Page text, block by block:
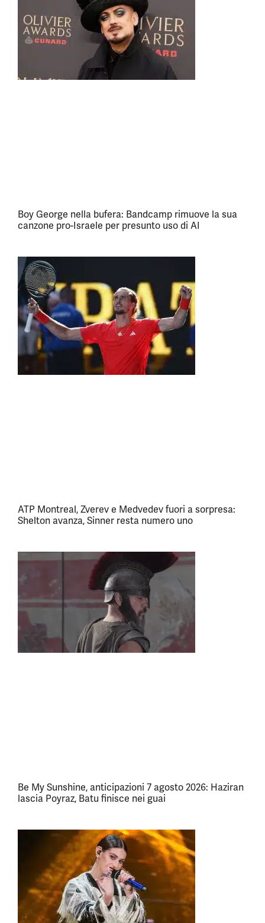
Boy George nella bufera: Bandcamp rimuove la sua
canzone pro-Israele per presunto uso di AI
ATP Montreal, Zverev e Medvedev fuori a sorpresa:
Shelton avanza, Sinner resta numero uno
Be My Sunshine, anticipazioni 7 agosto 2026: Haziran
lascia Poyraz, Batu finisce nei guai